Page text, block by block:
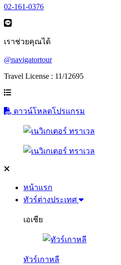
02-161-0376
เราช่วยคุณได้
@navigatortour
Travel License : 11/12695
ดาวน์โหลดโปรแกรม
หน้าแรก
ทัวร์ต่างประเทศ
เอเชีย
ทัวร์เกาหลี